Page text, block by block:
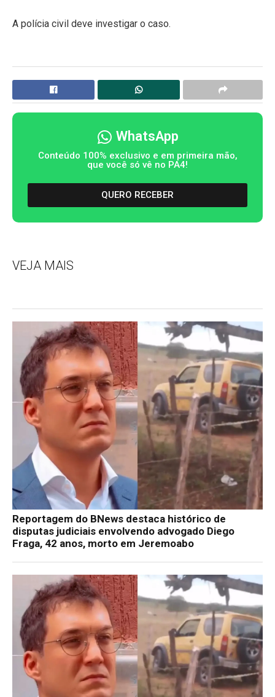
A polícia civil deve investigar o caso.
WhatsApp
Conteúdo 100% exclusivo e em primeira mão,
que você só vê no PA4!
QUERO RECEBER
VEJA MAIS
Reportagem do BNews destaca histórico de
disputas judiciais envolvendo advogado Diego
Fraga, 42 anos, morto em Jeremoabo